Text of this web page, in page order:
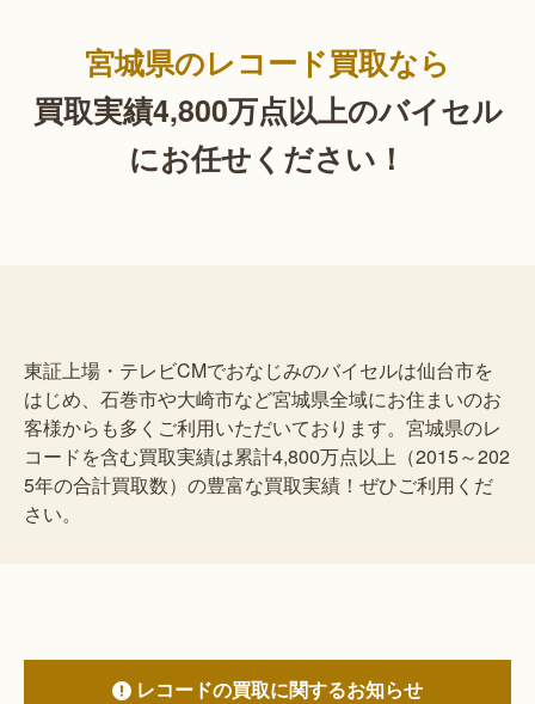
宮城県のレコード買取なら
買取実績4,800万点以上のバイセル
にお任せください！
東証上場・テレビCMでおなじみのバイセルは仙台市を
はじめ、石巻市や大崎市など宮城県全域にお住まいのお
客様からも多くご利用いただいております。宮城県のレ
コードを含む買取実績は累計4,800万点以上（2015～202
5年の合計買取数）の豊富な買取実績！ぜひご利用くだ
さい。
レコードの買取に関するお知らせ